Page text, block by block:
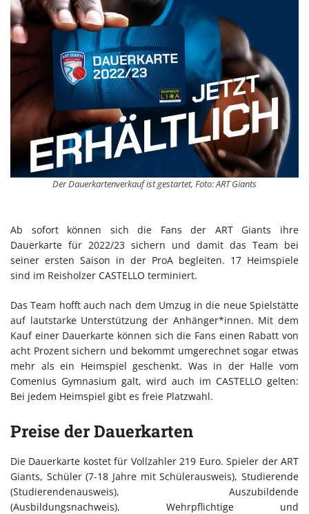
Der Dauerkartenverkauf ist gestartet, Foto: ART Giants
Ab sofort können sich die Fans der ART Giants ihre
Dauerkarte für 2022/23 sichern und damit das Team bei
seiner ersten Saison in der ProA begleiten. 17 Heimspiele
sind im Reisholzer CASTELLO terminiert.
Das Team hofft auch nach dem Umzug in die neue Spielstätte
auf lautstarke Unterstützung der Anhänger*innen. Mit dem
Kauf einer Dauerkarte können sich die Fans einen Rabatt von
acht Prozent sichern und bekommt umgerechnet sogar etwas
mehr als ein Heimspiel geschenkt. Was in der Halle vom
Comenius Gymnasium galt, wird auch im CASTELLO gelten:
Bei jedem Heimspiel gibt es freie Platzwahl.
Preise der Dauerkarten
Die Dauerkarte kostet für Vollzahler 219 Euro. Spieler der ART
Giants, Schüler (7-18 Jahre mit Schülerausweis), Studierende
(Studierendenausweis), Auszubildende
(Ausbildungsnachweis), Wehrpflichtige und